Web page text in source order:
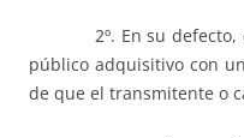
2º. En su defecto,
público adquisitivo con
de que el transmitente o